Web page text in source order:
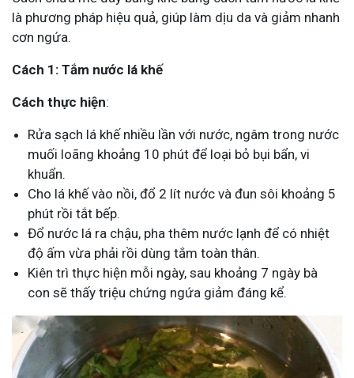
là phương pháp hiệu quả, giúp làm dịu da và giảm nhanh
cơn ngứa.
Cách 1: Tắm nước lá khế
Cách thực hiện:
Rửa sạch lá khế nhiều lần với nước, ngâm trong nước
muối loãng khoảng 10 phút để loại bỏ bụi bẩn, vi
khuẩn.
Cho lá khế vào nồi, đổ 2 lít nước và đun sôi khoảng 5
phút rồi tắt bếp.
Đổ nước lá ra chậu, pha thêm nước lạnh để có nhiệt
độ ấm vừa phải rồi dùng tắm toàn thân.
Kiên trì thực hiện mỗi ngày, sau khoảng 7 ngày bà
con sẽ thấy triệu chứng ngứa giảm đáng kể.